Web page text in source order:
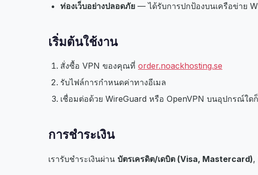
ท่องเว็บอย่างปลอดภัย — ได้รับการปกป้องบนเครือข่าย
เริ่มต้นใช้งาน
สั่งซื้อ VPN ของคุณที่ order.noackhosting.se
รับไฟล์การกำหนดค่าทางอีเมล
เชื่อมต่อด้วย WireGuard หรือ OpenVPN บนอุปกรณ์ใด
การชำระเงิน
เรารับชำระเงินผ่าน บัตรเครดิต/เดบิต (Visa, Mastercard),